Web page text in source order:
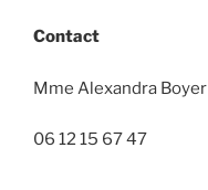
Contact
Mme Alexandra Boyer
06 12 15 67 47